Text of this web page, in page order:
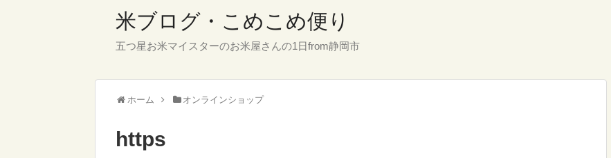
米ブログ・こめこめ便り
五つ星お米マイスターのお米屋さんの1日from静岡市
ホーム オンラインショップ
https